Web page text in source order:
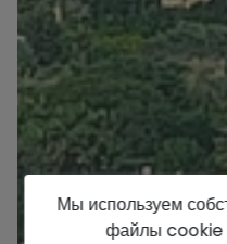
Мы используем
файлы cookie